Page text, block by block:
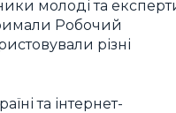
молоді та
Робочий
різні
та інтернет-